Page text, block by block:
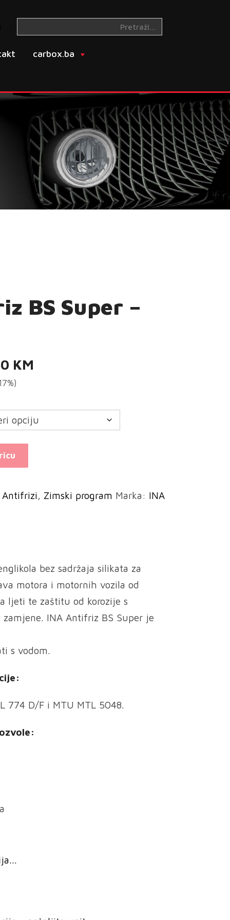
carbox.ba
BS Super –
KM
10,50 KM
do
Antifrizi, Zimski program Marka: INA
bez sadržaja silikata za
motora i motornih vozila od
ljeti te zaštitu od korozije s
INA Antifriz BS Super je
s vodom.
774 D/F i MTU MTL 5048.